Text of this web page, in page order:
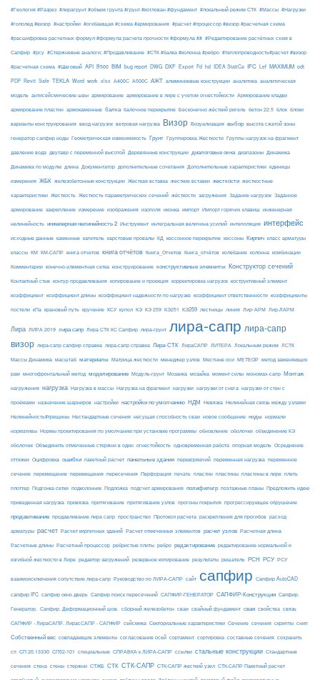
#Геология #Разрез #лирагрунт #объем грунта #грунт #котлован #фундамент #локальный режим СТК #Массы #Нагрузки
#гололед #визор #настройки #огибающая #схема #армирования #расчет #процессор #визор #расчетная схема
#расшифровка расчетных формул #формула расчета прочности #формула ## #Редактирование расчётных схем в
Сапфир #рсу #Стержневые аналоги; #Продавливание #СТК #балка #колонна #ребро #теплопроводность#расчет #визор
#расчетная схема #Шаговый API B500 BIM bug report DWG DXF Export Fd hd IDEA StatiCa IFC Lef MAXIMUM odt
PDF Revit Safe TEKLA Word work xlsx А400С А500С АЖТ алюминиевые конструкции аналитика аналитическая
модель антисейсмические швы армирование армирование в лире с учетом огнестойкости Армирование кладки
армирование пластин армокаменные балка балочное перекрытие Бесконечно жёсткий ригель бетон 22.5 блок блоки
варианты конструирования ввод нагрузок ветровая нагрузка Визор Визуализация выбор высота сжатой зоны
генератор сапфир ноды Геометрическая изменяемость Грунт Группировка Жесткости Группы нагрузок на фрагмент
давление вода двутавр с переменной высотой Деревянные конструкции диалоговые окна диапазоны Динамика
Динамика по модулю длина Документатор дополнительные сочетания Дополнительные характеристики единицы
измерения ЖБК железобетонные конструкции Жесткая вставка жесткие вставки жесткости жесткостные
характеристики Жесткость Жесткость параметрических сечений жёсткости загружения Задание нагрузок Заданное
армирование закрепление измерение изображения изополя иконка импорт Импорт горячих клавиш инженерная
нелинейность инженерная нелинейность 2 Инструмент интегральная величина усилий интеполяция интерфейс
исходные данные каменные капитель карстовые провалы КД кессонное перекрытие кессоны Кирпич класс арматуры
классы КМ КМ-САПР книга отчетов книга отчётов Книга_Отчетов Книга_отчётов колебание колонна комбинации
Комментарии конечно-элементная сетка конструирование конструктивные элементы Конструктор сечений
Контактный стык контур продавливания копирование и проекция корректировка нагрузок коструктивный элемент
коэффициент коэффициент длины коэффициент надежности по нагрузке коэффициент ответственности коэффициенты
постели кПа крановый путь кручение КСУ купол КЭ КЭ 259 КЭ251 КЭ259 лестницы линия Лир-АРМ Лир-ЛАРМ
Лира ЛИРА 2019 лира сапр Лира СТК КС Сапфир лира-грунт лира-сапр лира-сапр
визор лира-сапр сапфир справка лира-сапр справка Лира-СТК ЛираСАПР ЛИТЕРА Локальным режим ЛСТК
Массы Динамика масштаб материалы Матрица жесткости менеджер узлов Местные оси МЕТЕОР метод заменяющих
рам многофронтальный метод моделирование Модуль-грунт Мозаика мозайка момент силы мономах-сапр Монтаж
нагружения нагрузка Нагрузка в массы Нагрузка на фрагмент нагрузки нагрузки от снега нагрузки от стен с
проёмами назначение шарниров настройки настройки по умолчанию НДМ Невязка Нелинейная связь между узлами
Нелинейность#трещины Нестандартные сечения несущая способность сваи новое сообщение ноды нормали
нормативы Нормы проектирования по умолчанию при установке программы обновление оболочки объединение КЭ
оболочек Объединить отмеченные стержни в один огнестойкость одновременная работа опорная модель Осреднение
оттяжки Оцифровка ошибки пакетный расчет панельные здания перевіряючий переменная нагрузка переменное
сечение перемещение перемещения пересечения Перфорация печать пластин пластины пластины в лире плеть
плоттер Подгонка сетки подколонник Подложка подсчет армирования полифильтр поэтажные планы Предложить идею
приведенная нагрузка привязка притягивание притягивание узлов прогоны покрытия прогрессирующее обрушение
продавливание продавливание лира сапр пространство Протокол расчета раскрепления для прогибов расход
арматуры расчет Расчет кирпичных зданий Расчет отмеченных элементов расчет узлов Расчетная длина
Расчетные длины Расчетный процессор ребристые плиты ребро редактирование редактирование нормальной и
изгибной жесткости в Лире редактор загружений резервное копирование результаты решатель РСН РСУ РСУ
взаимоисключения сопутствие лира-сапр Руководство по ЛИРА-САПР сайт сапфир Сапфир AutoCAD
сапфир IFC сапфир окно дверь Сапфир поиск пересечений САПФИР-ГЕНЕРАТОР САПФИР-Конструкции Сапфир.
Генератор. Сапфир. Деформационный шов. сборный железобетон сваи свайный фундамент свая свойства связь
САПФИР - ЛираСАПР. ЛирасСАПР - САПФИР сейсмика Секториальные характеристики Сечение сечения скрипты снип
Собственный вес совпадающие элементы согласование осей сортамент сортировка составные сечения сохранить
сп СП 20.13330 СП52-101 специальные СПРАВКА к ЛИРА-САПР ссылки стальные конструкции Стандартные
сечения стена стены стержни СТЖБ СТК СТК-САПР СТК-САПР жесткий узел СТК-САПР Пакетный расчет